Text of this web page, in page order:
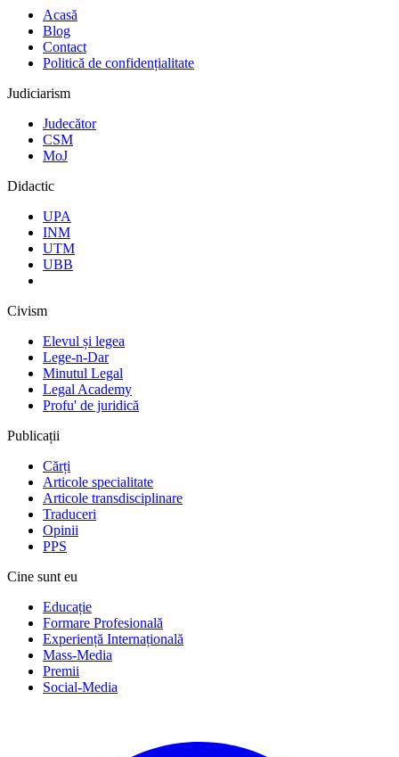
Acasă
Blog
Contact
Politică de confidențialitate
Judiciarism
Judecător
CSM
MoJ
Didactic
UPA
INM
UTM
UBB
Civism
Elevul și legea
Lege-n-Dar
Minutul Legal
Legal Academy
Profu' de juridică
Publicații
Cărți
Articole specialitate
Articole transdisciplinare
Traduceri
Opinii
PPS
Cine sunt eu
Educație
Formare Profesională
Experiență Internațională
Mass-Media
Premii
Social-Media